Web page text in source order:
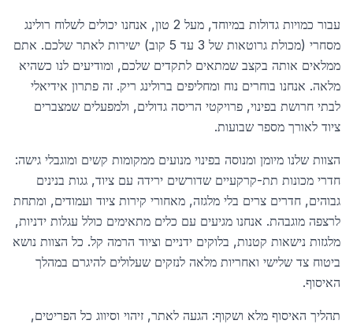
עבור כמויות גדולות במיוחד, מעל 2 טון, אנחנו יכולים לשלוח רולינג
מסחרי (מכולת גרוטאות של 3 עד 5 קוב) ישירות לאתר שלכם. אתם
ממלאים אותה בקצב שמתאים לתקדים שלכם, ומודיעים לנו כשהיא
מלאה. אנחנו בוחרים נוח ומחליפים ברולינג ריק. זה פתרון אידיאלי
לבתי חרושת בפינוי, פרויקטי הריסה גדולים, ולמפעלים שמצברים
ציוד לאורך מספר שבועות.
הצוות שלנו מיומן ומנוסה בפינוי מנועים ממקומות קשים ומוגבלי גישה:
חדרי מכונות תת-קרקעיים שדורשים ירידה עם ציוד, גגות בנינים
גבוהים, חדרים צרים בלי מלגזה, מאחורי קירות ציוד ועמודים, ומתחת
לרצפה מוגבהת. אנחנו מגיעים עם כלים מתאימים כולל עגלות ידניות,
מלגזות נישאות קטנות, בלוקים ידניים וציוד הרמה קל. כל הצוות נושא
ביטוח צד שלישי ואחריות מלאה לנזקים שעלולים להיגרם במהלך
האיסוף.
תהליך האיסוף מלא ושקוף: הגעה לאתר, זיהוי וסיווג כל הפריטים,